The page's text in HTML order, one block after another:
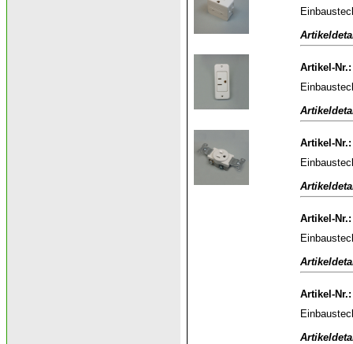
Artikel-Nr.:
Artikel-Nr.:
Artikel-Nr.:
Artikel-Nr.: